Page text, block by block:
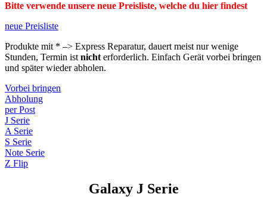
Bitte verwende unsere neue Preisliste, welche du hier findest
neue Preisliste
Produkte mit * –> Express Reparatur, dauert meist nur wenige
Stunden, Termin ist nicht erforderlich. Einfach Gerät vorbei bringen
und später wieder abholen.
Vorbei bringen
Abholung
per Post
J Serie
A Serie
S Serie
Note Serie
Z Flip
Galaxy J Serie